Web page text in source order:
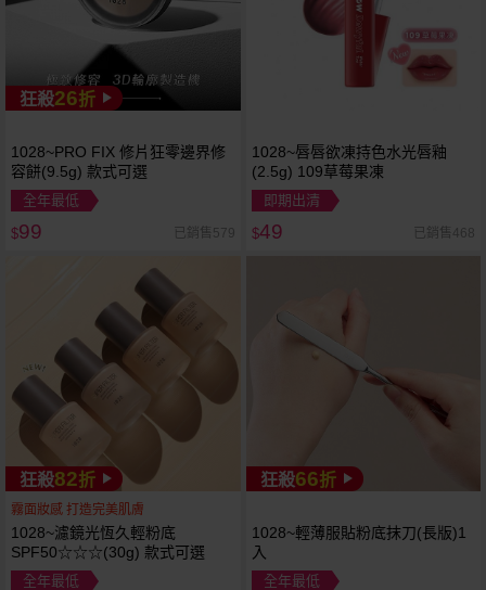
狂殺26折
1028~PRO FIX 修片狂零邊界修
容餅(9.5g) 款式可選
全年最低
$99 已銷售579
1028~唇唇欲凍持色水光唇釉
(2.5g) 109草莓果凍
即期出清
$49 已銷售468
狂殺82折
霧面妝感 打造完美肌膚
1028~濾鏡光恆久輕粉底
SPF50☆☆☆(30g) 款式可選
全年最低
狂殺66折
1028~輕薄服貼粉底抹刀(長版)1
入
全年最低